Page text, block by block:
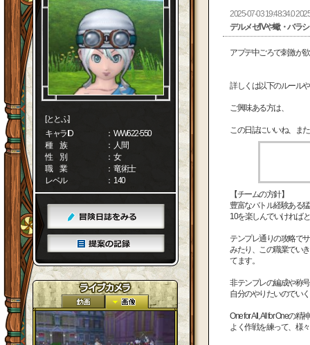
[ととふ]
キャラID
： WW622-550
種 族
： 人間
性 別
： 女
職 業
： 竜術士
レベル
： 140
2025-07-03 19:48:34.0
デルメゼⅣや蠍・バラ
アプデ中ごろで刺激が
詳しくは以下のルール
ご興味ある方は、
この日誌にいいね、ま
【チームの方針】
豊富なバトル経験ある
10を楽しんでいければ
テンプレ通りの攻略で
みたり、この職業でい
てます。
非テンプレの編成や称
自分のやりたいのでい
One for All, All for Oneの精
よく作戦を練って、様